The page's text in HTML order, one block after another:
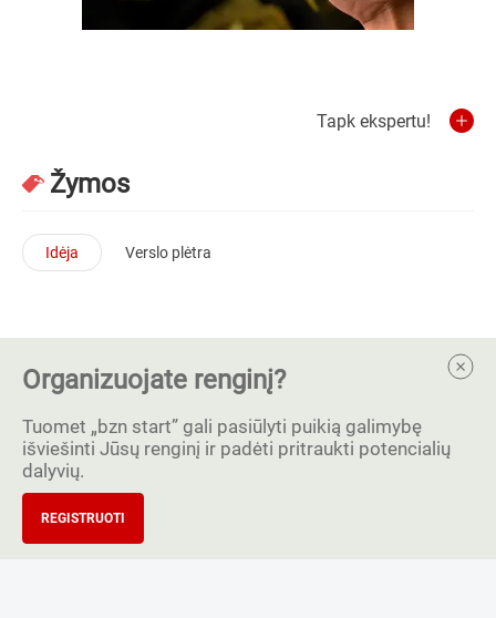
Tapk ekspertu!
Žymos
Idėja Verslo plėtra
Organizuojate renginį?
Tuomet „bzn start” gali pasiūlyti puikią galimybę
išviešinti Jūsų renginį ir padėti pritraukti potencialių
dalyvių.
REGISTRUOTI